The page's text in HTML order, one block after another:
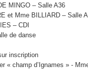
MINGO – Salle A36
et Mme BILLIARD – Salle
– CDI
de danse
inscription
« champ d’Ignames » -